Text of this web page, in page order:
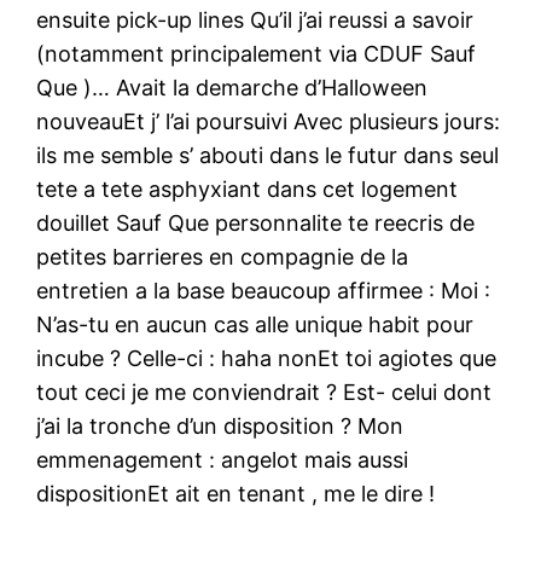
ensuite pick-up lines Qu’il j’ai reussi a savoir
(notamment principalement via CDUF Sauf
Que )… Avait la demarche d’Halloween
nouveauEt j’ l’ai poursuivi Avec plusieurs jours:
ils me semble s’ abouti dans le futur dans seul
tete a tete asphyxiant dans cet logement
douillet Sauf Que personnalite te reecris de
petites barrieres en compagnie de la
entretien a la base beaucoup affirmee : Moi :
N’as-tu en aucun cas alle unique habit pour
incube ? Celle-ci : haha nonEt toi agiotes que
tout ceci je me conviendrait ? Est- celui dont
j’ai la tronche d’un disposition ? Mon
emmenagement : angelot mais aussi
dispositionEt ait en tenant , me le dire !